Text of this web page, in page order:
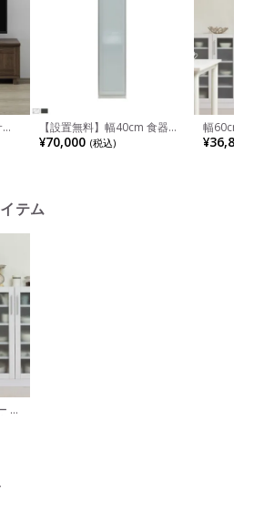
【設置無料】幅40cm 食器棚
スリム 収納 カップボード ガ
ラス扉 キッチン収納 右開き
¥70,000 (税込)
幅60cm
さ180cm
ード スリ
¥36,800
テム
高